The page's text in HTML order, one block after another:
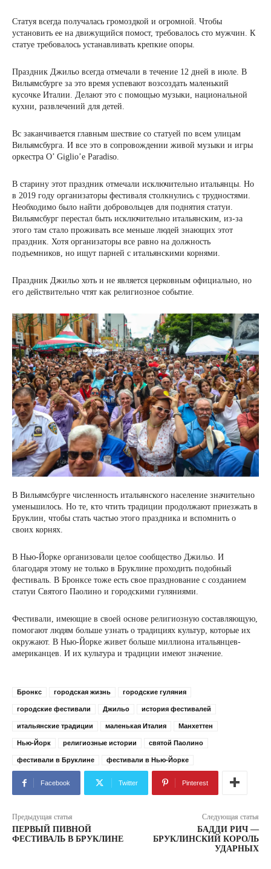
Статуя всегда получалась громоздкой и огромной. Чтобы
установить ее на движущийся помост, требовалось сто мужчин. К
статуе требовалось устанавливать крепкие опоры.
Праздник Джильо всегда отмечали в течение 12 дней в июле. В
Вильямсбурге за это время успевают возсоздать маленький
кусочке Италии. Делают это с помощью музыки, национальной
кухни, развлечений для детей.
Вс заканчивается главным шествие со статуей по всем улицам
Вильямсбурга. И все это в сопровождении живой музыки и игры
оркестра O’ Giglio’e Paradiso.
В старину этот праздник отмечали исключительно итальянцы. Но
в 2019 году организаторы фестиваля столкнулись с трудностями.
Необходимо было найти добровольцев для поднятия статуи.
Вильямсбург перестал быть исключительно итальянским, из-за
этого там стало проживать все меньше людей знающих этот
праздник. Хотя организаторы все равно на должность
подъемников, но ищут парней с итальянскими корнями.
Праздник Джильо хоть и не является церковным официально, но
его действительно чтят как религиозное событие.
В Вильямсбурге численность итальянского население значительно
уменьшилось. Но те, кто чтить традиции продолжают приезжать в
Бруклин, чтобы стать частью этого праздника и вспомнить о
своих корнях.
В Нью-Йорке организовали целое сообщество Джильо. И
благодаря этому не только в Бруклине проходить подобный
фестиваль. В Бронксе тоже есть свое празднование с созданием
статуи Святого Паолино и городскими гуляниями.
Фестивали, имеющие в своей основе религиозную составляющую,
помогают людям больше узнать о традициях культур, которые их
окружают. В Нью-Йорке живет больше миллиона итальянцев-
американцев. И их культура и традиции имеют значение.
Бронкс городская жизнь городские гуляния
городские фестивали Джильо история фестивалей
итальянские традиции маленькая Италия Манхеттен
Нью-Йорк религиозные истории святой Паолино
фестивали в Бруклине фестивали в Нью-Йорке
Facebook Twitter Pinterest
Предыдущая статья
ПЕРВЫЙ ПИВНОЙ
ФЕСТИВАЛЬ В БРУКЛИНЕ
Следующая статья
БАДДИ РИЧ —
БРУКЛИНСКИЙ КОРОЛЬ
УДАРНЫХ